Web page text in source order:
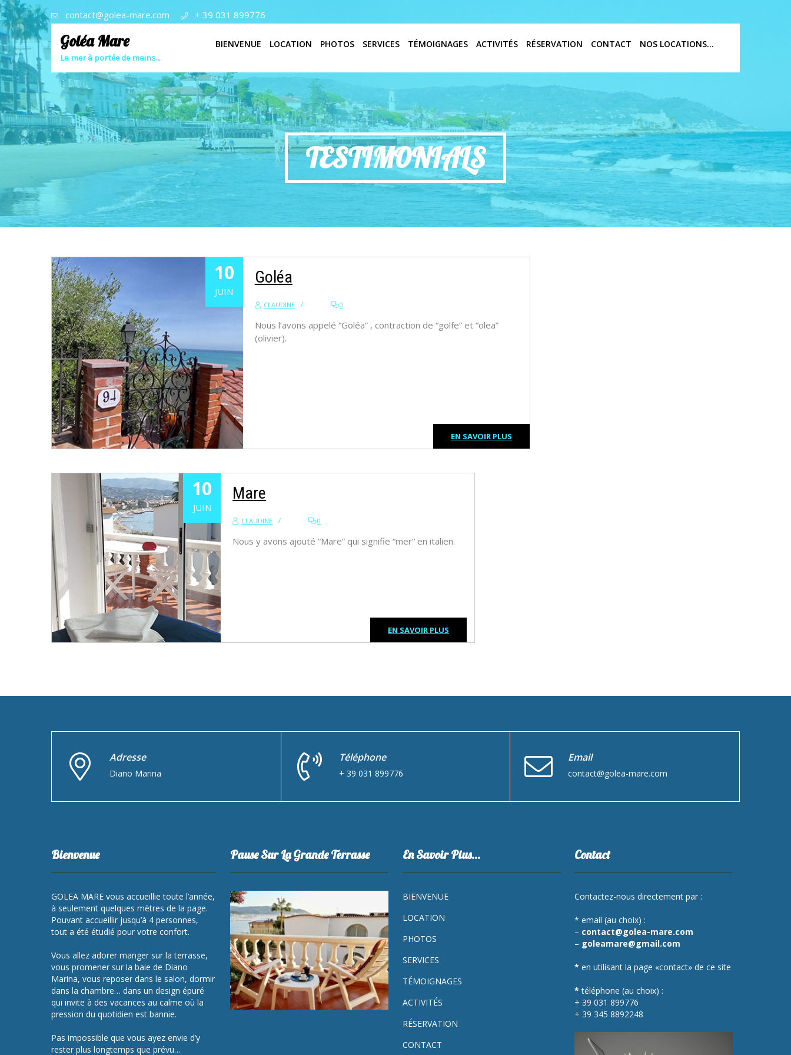
contact@golea-mare.com + 39 031 899776
Goléa Mare
La mer à portée de mains…
BIENVENUE LOCATION PHOTOS SERVICES TÉMOIGNAGES ACTIVITÉS RÉSERVATION CONTACT NOS LOCATIONS…
TESTIMONIALS
10
JUIN
Goléa
CLAUDINE 0
Nous l’avons appelé “Goléa” , contraction de “golfe” et “olea”
(olivier).
EN SAVOIR PLUS
10
JUIN
Mare
CLAUDINE 0
Nous y avons ajouté “Mare” qui signifie “mer“ en italien.
EN SAVOIR PLUS
Adresse
Diano Marina
Téléphone
+ 39 031 899776
Email
contact@golea-mare.com
Bienvenue
GOLEA MARE vous accueillie toute l’année,
à seulement quelques mètres de la page.
Pouvant accueillir jusqu’à 4 personnes,
tout a été étudié pour votre confort.
Vous allez adorer manger sur la terrasse,
vous promener sur la baie de Diano
Marina, vous reposer dans le salon, dormir
dans la chambre… dans un design épuré
qui invite à des vacances au calme où la
pression du quotidien est bannie.
Pas impossible que vous ayez envie d’y
rester plus longtemps que prévu…
Pause Sur La Grande Terrasse En Savoir Plus…
BIENVENUE
LOCATION
PHOTOS
SERVICES
TÉMOIGNAGES
ACTIVITÉS
RÉSERVATION
CONTACT
Contact
Contactez-nous directement par :
* email (au choix) :
– contact@golea-mare.com
– goleamare@gmail.com
* en utilisant la page «contact» de ce site
* téléphone (au choix) :
+ 39 031 899776
+ 39 345 8892248